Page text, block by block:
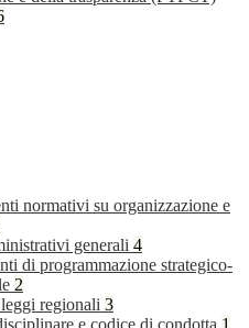
normativi su organizzazione e
generali 4
di programmazione strategico-
2
regionali 3